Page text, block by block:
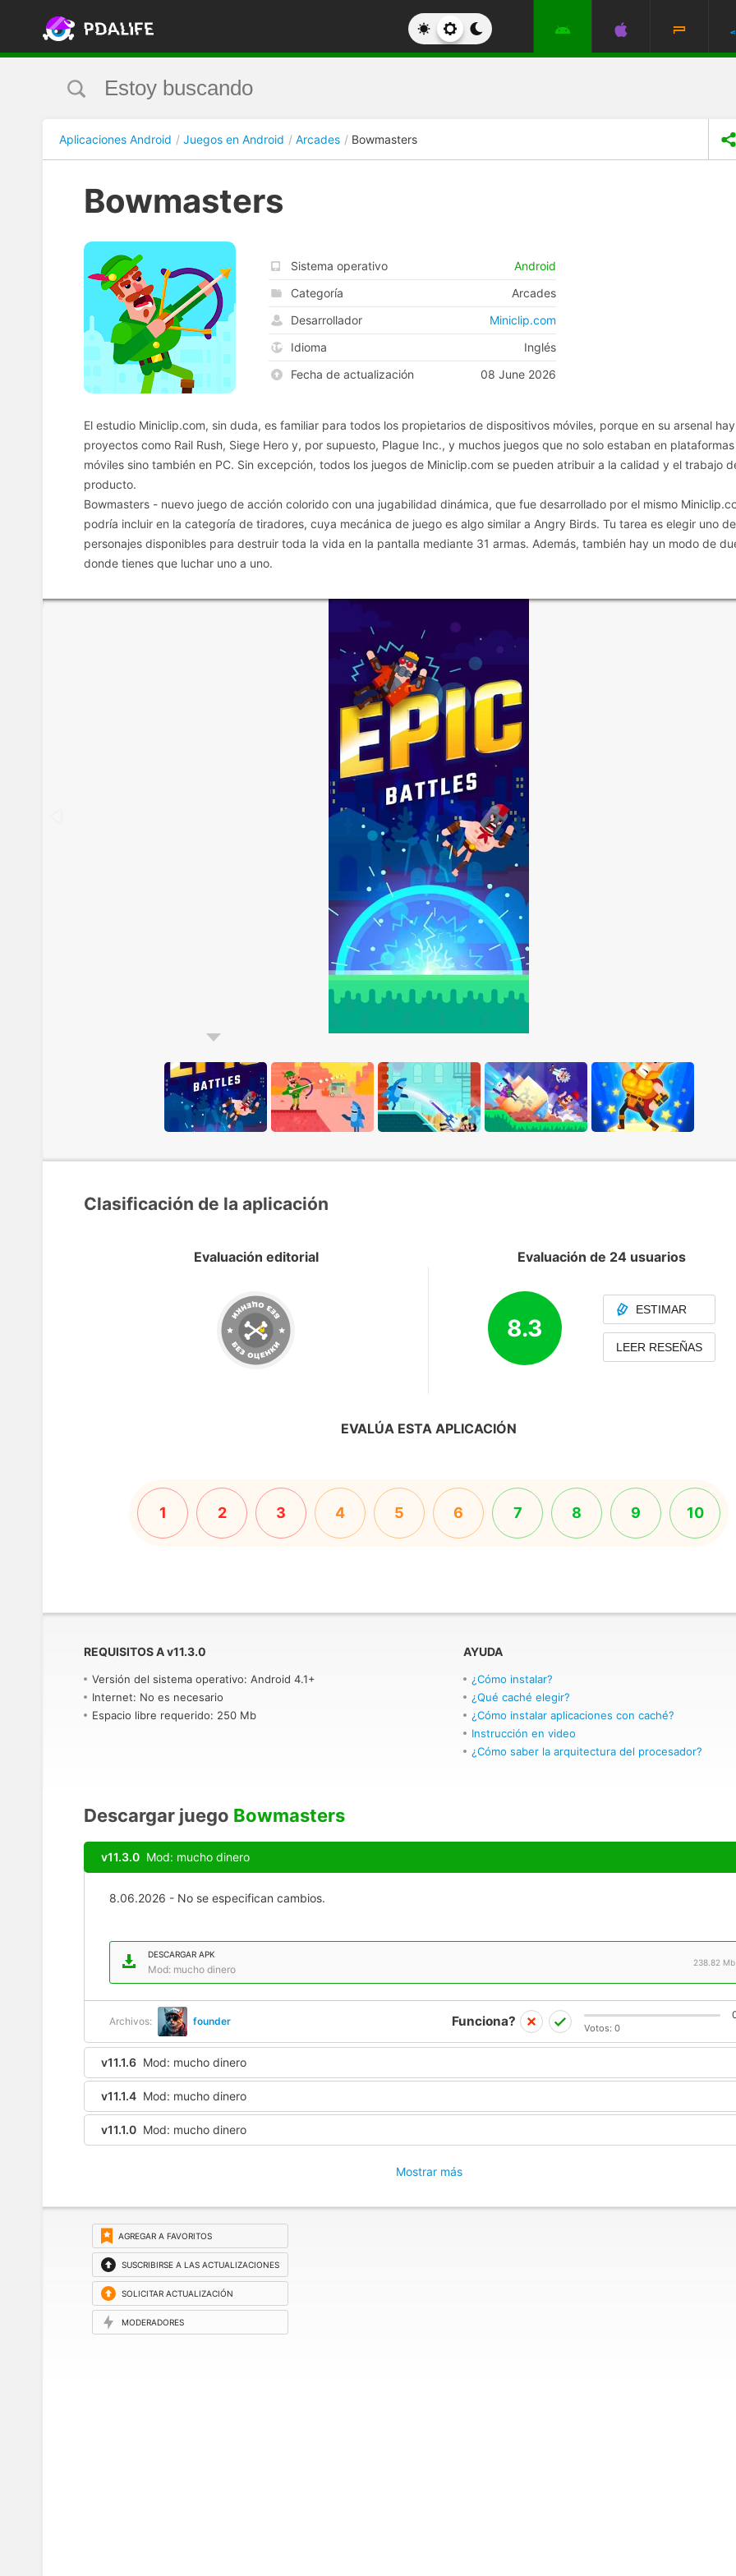
Aplicaciones Android Juegos en Android Arcades Bowmasters
Bowmasters
Sistema operativo
Android
Categoría
Arcades
Desarrollador
Miniclip.com
Idioma
Inglés
Fecha de actualización
08 June 2026
El estudio Miniclip.com, sin duda, es familiar para todos los propietarios de dispositivos móviles, porque en su arsenal hay
proyectos como Rail Rush, Siege Hero y, por supuesto, Plague Inc., y muchos juegos que no solo estaban en plataformas
móviles sino también en PC. Sin excepción, todos los juegos de Miniclip.com se pueden atribuir a la calidad y el trabajo
producto.
Bowmasters - nuevo juego de acción colorido con una jugabilidad dinámica, que fue desarrollado por el mismo
podría incluir en la categoría de tiradores, cuya mecánica de juego es algo similar a Angry Birds. Tu tarea es elegir uno
personajes disponibles para destruir toda la vida en la pantalla mediante 31 armas. Además, también hay un modo de
donde tienes que luchar uno a uno.
Clasificación de la aplicación
Evaluación editorial Evaluación de 24 usuarios
8.3
ESTIMAR
LEER RESEÑAS
EVALÚA ESTA APLICACIÓN
1 2 3 4 5 6 7 8 9 10
REQUISITOS Av11.3.0
Versión del sistema operativo: Android 4.1+
Internet: No es necesario
Espacio libre requerido: 250 Mb
AYUDA
¿Cómo instalar?
¿Qué caché elegir?
¿Cómo instalar aplicaciones con caché?
Instrucción en video
¿Cómo saber la arquitectura del procesador?
Descargar juego Bowmasters
v11.3.0 Mod: mucho dinero
8.06.2026 - No se especifican cambios.
DESCARGAR APK
Mod: mucho dinero
238.82 Mb
Archivos: founder Funciona? Votos: 0
v11.1.6 Mod: mucho dinero
v11.1.4 Mod: mucho dinero
v11.1.0 Mod: mucho dinero
Mostrar más
AGREGAR A FAVORITOS
SUSCRIBIRSE A LAS ACTUALIZACIONES
SOLICITAR ACTUALIZACIÓN
MODERADORES